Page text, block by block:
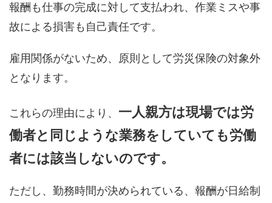
報酬も仕事の完成に対して支払われ、作業ミスや事
故による損害も自己責任です。
雇用関係がないため、原則として労災保険の対象外
となります。
これらの理由により、 一人親方は現場では労
働者と同じような業務をしていても労働
者には該当しないのです。
ただし、勤務時間が決められている、報酬が日給制